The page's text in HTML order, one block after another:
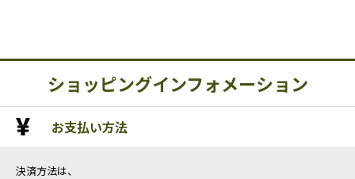
ショッピングインフォメーション
お支払い方法
決済方法は、